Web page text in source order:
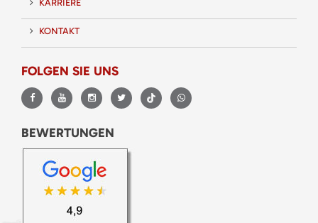
KARRIERE
KONTAKT
FOLGEN SIE UNS
BEWERTUNGEN